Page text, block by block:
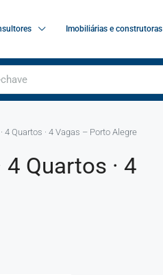
Imobiliárias e construtoras
Quartos · 4 Vagas – Porto Alegre
Quartos · 4